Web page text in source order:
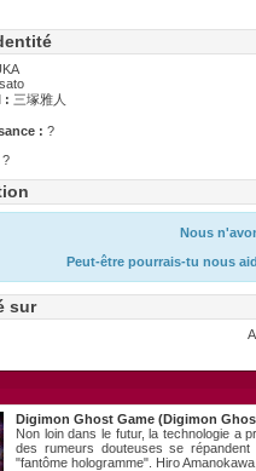
: 三塚雅人
: ?
?
Nous
Peut-être pourrais-tu nous
sur
Digimon Ghost Game (Digimon
Non loin dans le futur, la technologie a
des rumeurs douteuses se
"fantôme hologramme". Hiro